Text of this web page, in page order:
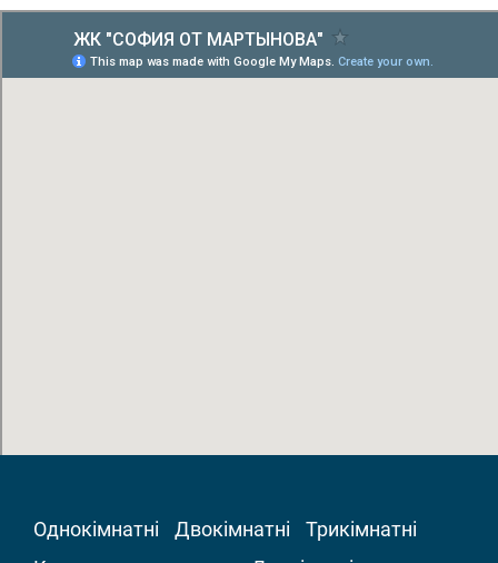
Однокімнатні Двокімнатні
Трикімнатні